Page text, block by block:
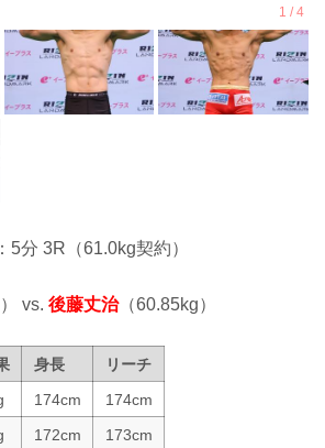
5分 3R（61.0kg契約）
vs. 後藤丈治（60.85kg）
身長
リーチ
174cm
174cm
172cm
173cm